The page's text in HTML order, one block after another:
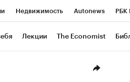
Недвижимость Autonews РБК
Тренды Визионеры
Лекции The Economist